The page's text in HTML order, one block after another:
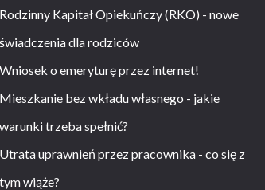
Rodzinny Kapitał Opiekuńczy (RKO) - nowe
świadczenia dla rodziców
Wniosek o emeryturę przez internet!
Mieszkanie bez wkładu własnego - jakie
warunki trzeba spełnić?
Utrata uprawnień przez pracownika - co się z
tym wiąże?